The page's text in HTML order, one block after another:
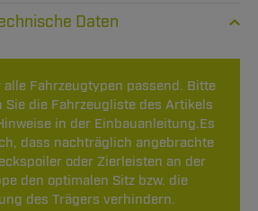
Daten
Fahrzeugtypen passend. Bitte
Sie die Fahrzeugliste des Artikels
in der Einbauanleitung.Es
dass nachträglich angebrachte
oder Zierleisten an der
den optimalen Sitz bzw. die
des Trägers verhindern.